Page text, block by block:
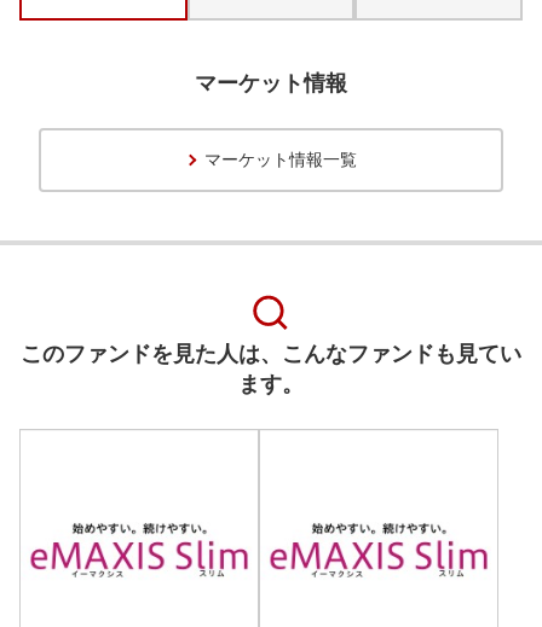
マーケット情報
マーケット情報一覧
このファンドを見た人は、こんなファンドも見てい
ます。